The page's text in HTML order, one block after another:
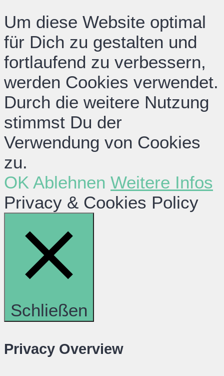
Um diese Website optimal
für Dich zu gestalten und
fortlaufend zu verbessern,
werden Cookies verwendet.
Durch die weitere Nutzung
stimmst Du der
Verwendung von Cookies
zu.
OK Ablehnen Weitere Infos
Privacy & Cookies Policy
Schließen
Privacy Overview